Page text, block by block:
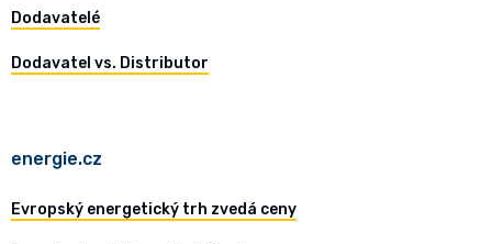
Dodavatelé
Dodavatel vs. Distributor
energie.cz
Evropský energetický trh zvedá ceny